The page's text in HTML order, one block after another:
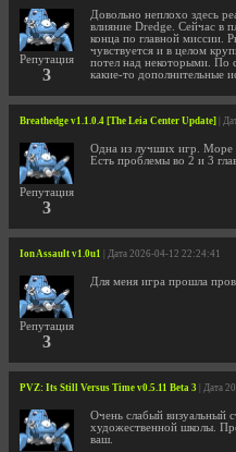
Репутация
3
Довольно неплохо здесь
влияние Dredge. Сейчас в
конца по главной миссии.
чувствуется и в целом
потел над некоторыми. По
какие-то дополнительные
Breathedge v1.1.0.4 [The Leia Center Update] |
Репутация
3
Одна из лучших игр. Море
Есть проблемы во 2 и 3
Ion Assault v1.0u1 | Дата 2026-04-12 22:24:41
Репутация
3
Для меня игра прошла
PVZ: Its Still Versus Time v0.5.11 Beta 3 | Дата
Очень слабый визуальный
художественной школы.
ваш.